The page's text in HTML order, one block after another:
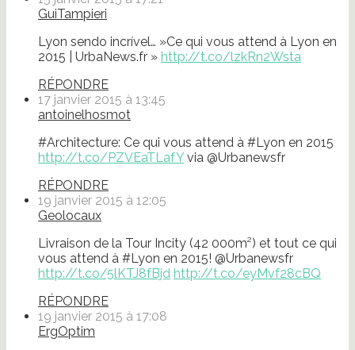
GuiTampieri
Lyon sendo incrível… »Ce qui vous attend à Lyon en
2015 | UrbaNews.fr » http://t.co/lzkRn2Wsta
RÉPONDRE
17 janvier 2015 à 13:45
antoinelhosmot
#Architecture: Ce qui vous attend à #Lyon en 2015
http://t.co/PZVEaTLafY via @Urbanewsfr
RÉPONDRE
19 janvier 2015 à 12:05
Geolocaux
Livraison de la Tour Incity (42 000m²) et tout ce qui
vous attend à #Lyon en 2015! @Urbanewsfr
http://t.co/5lKTJ8fBjd http://t.co/eyMvf28cBQ
RÉPONDRE
19 janvier 2015 à 17:08
ErgOptim